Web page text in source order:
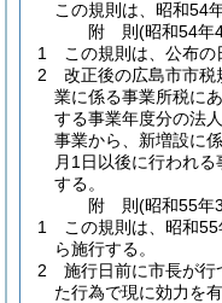
この規則は、昭和54
附 則(昭和54年
1
この規則は、公布の
2
改正後の広島市市
業に係る事業所税に
する事業年度分の法
事業から、新増設に
月1日以後に行われ
する。
附 則(昭和55年
1
この規則は、昭和
ら施行する。
2
施行日前に市長が
た行為で現に効力を